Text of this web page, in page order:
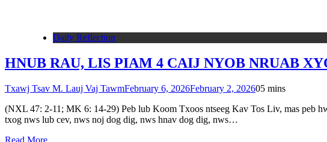
Daily Reflection
HNUB RAU, LIS PIAM 4 CAIJ NYOB NRUAB
Txawj Tsav M. Lauj Vaj TawmFebruary 6, 2026February 2, 202605 mins
(NXL 47: 2-11; MK 6: 14-29) Peb lub Koom Txoos ntseeg Kav Tos Liv, mas peb
txog nws lub cev, nws noj dog dig, nws hnav dog dig, nws…
Read More